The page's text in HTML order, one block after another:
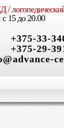
15 до 20.00
+375-33-
+375-29-